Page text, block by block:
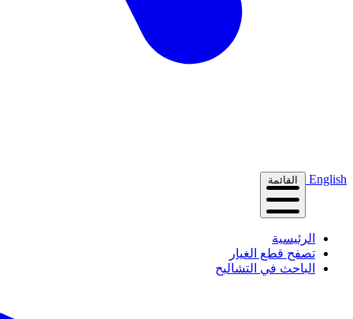
English القائمة
الرئيسية
تصفح قطع الغيار
الباحث في التشاليح